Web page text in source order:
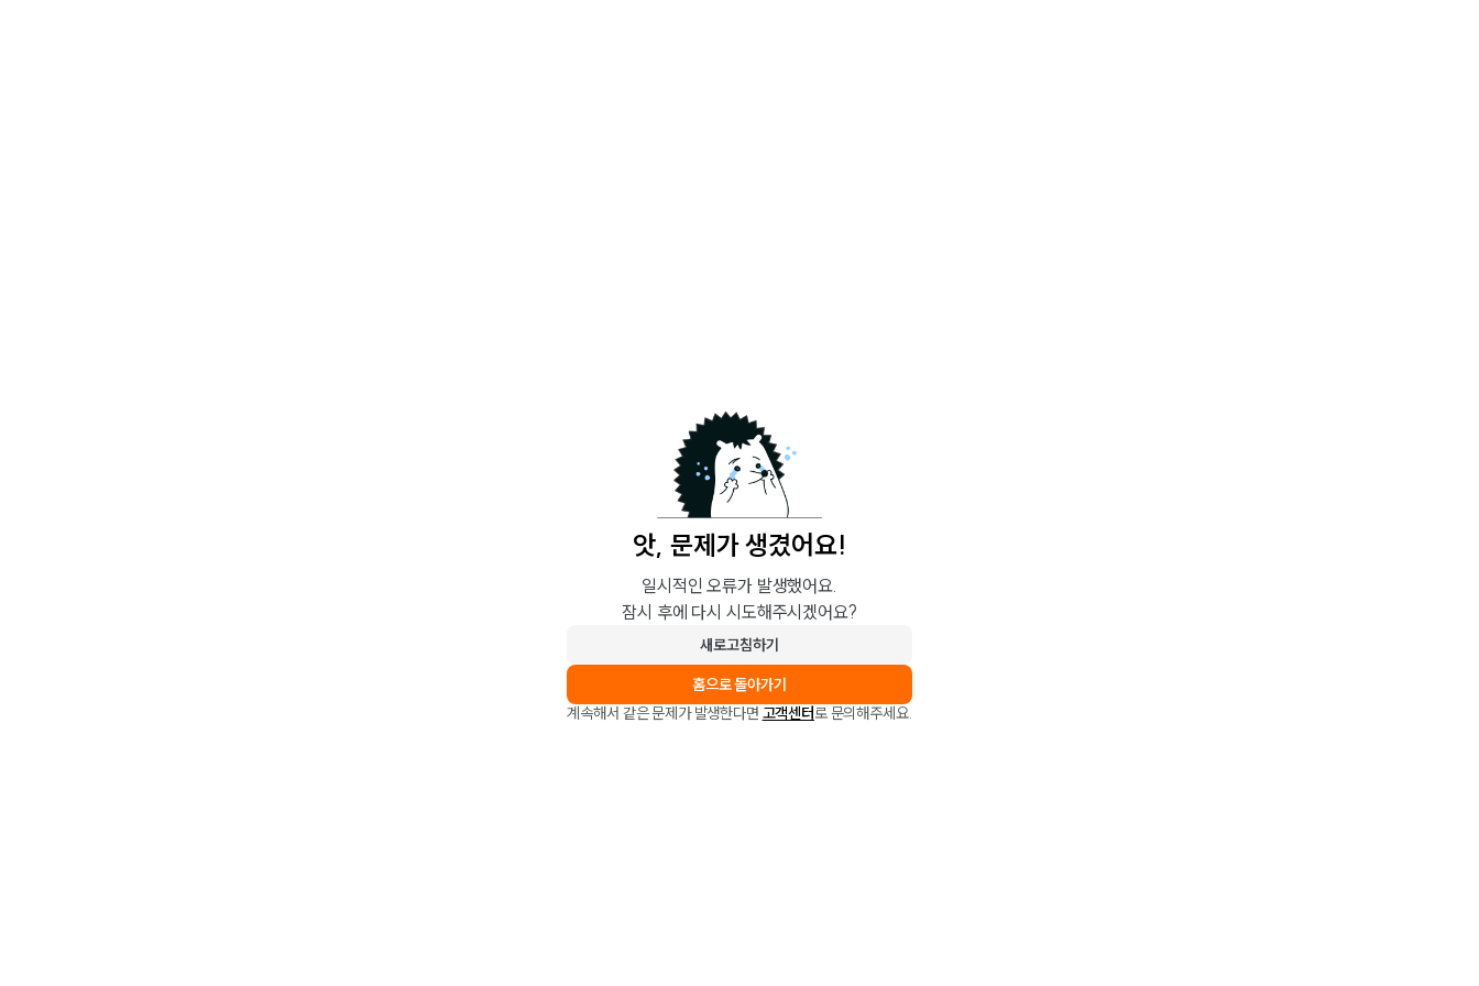
앗, 문제가 생겼어요!
일시적인 오류가 발생했어요.
잠시 후에 다시 시도해주시겠어요?
새로고침하기
홈으로 돌아가기
계속해서 같은 문제가 발생한다면 고객센터로 문의해주세요.